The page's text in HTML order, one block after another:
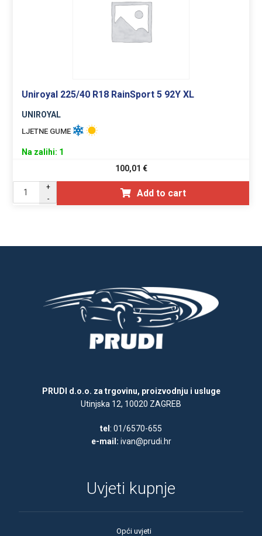
Uniroyal 225/40 R18 RainSport 5 92Y XL
UNIROYAL
LJETNE GUME
Na zalihi: 1
100,01 €
+
-
Add to cart
PRUDI d.o.o. za trgovinu, proizvodnju i usluge
Utinjska 12, 10020 ZAGREB
tel : 01/6570-655
e-mail: ivan@prudi.hr
Uvjeti kupnje
Opći uvjeti